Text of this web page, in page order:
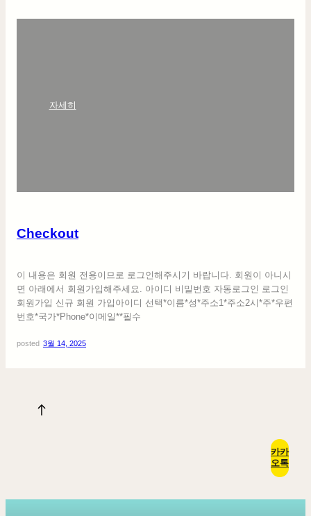
자세히
Checkout
이 내용은 회원 전용이므로 로그인해주시기 바랍니다. 회원이 아니시
면 아래에서 회원가입해주세요. 아이디 비밀번호 자동로그인 로그인
회원가입 신규 회원 가입아이디 선택*이름*성*주소1*주소2시*주*우편
번호*국가*Phone*이메일**필수
posted 3월 14, 2025
카카
오톡